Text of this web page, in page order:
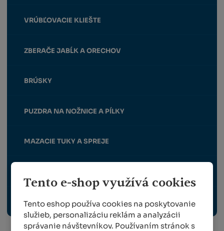
Tento e-shop využívá cookies
Tento eshop používa cookies na poskytovanie
služieb, personalizáciu reklám a analyzácii
správanie návštevníkov. Používaním stránok s
VRÚBĽOVACIE KLIEŠTE
ZBERAČE JABĹK A ORECHOV
BRÚSKY
PUZDRA NA NOŽNICE A PÍLKY
MAZACIE TUKY A SPREJE
NÁHRADNÉ DIELY PRE FELCO, BERGER A ALPEN